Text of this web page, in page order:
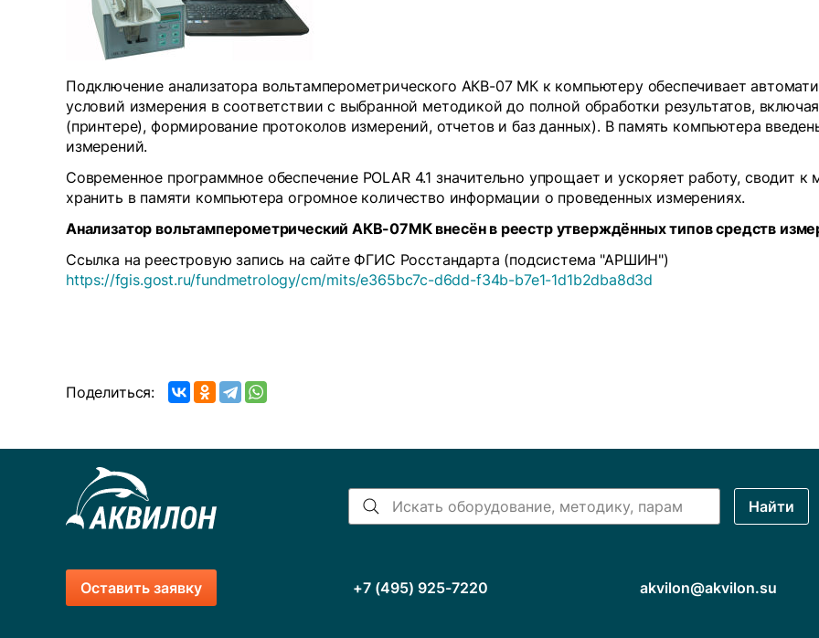
Подключение анализатора вольтамперометрического АКВ-07 МК к компьютеру обеспечивает
условий измерения в соответствии с выбранной методикой до полной обработки результатов,
(принтере), формирование протоколов измерений, отчетов и баз данных). В память компьютера
измерений.
Cовременное программное обеспечение POLAR 4.1 значительно упрощает и ускоряет работу, сводит
хранить в памяти компьютера огромное количество информации о проведенных измерениях.
Анализатор вольтамперометрический АКВ-07МК внесён в реестр утверждённых типов средств
Ссылка на реестровую запись на сайте ФГИС Росстандарта (подсистема "АРШИН")
https://fgis.gost.ru/fundmetrology/cm/mits/e365bc7c-d6dd-f34b-b7e1-1d1b2dba8d3d
Поделиться:
Найти
Оставить заявку +7 (495) 925-7220 akvilon@akvilon.su